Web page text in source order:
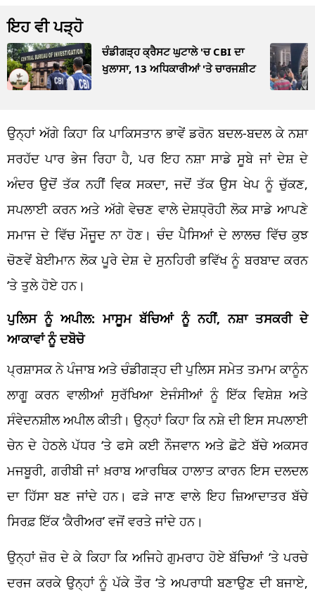
ਇਹ ਵੀ ਪੜ੍ਹੋ
ਚੰਡੀਗੜ੍ਹ ਕ੍ਰੈਸਟ ਘੁਟਾਲੇ 'ਚ CBI ਦਾ
ਖੁਲਾਸਾ, 13 ਅਧਿਕਾਰੀਆਂ 'ਤੇ ਚਾਰਜਸ਼ੀਟ
ਉਨ੍ਹਾਂ ਅੱਗੇ ਕਿਹਾ ਕਿ ਪਾਕਿਸਤਾਨ ਭਾਵੇਂ ਡਰੋਨ ਬਦਲ-ਬਦਲ ਕੇ ਨਸ਼ਾ
ਸਰਹੱਦ ਪਾਰ ਭੇਜ ਰਿਹਾ ਹੈ, ਪਰ ਇਹ ਨਸ਼ਾ ਸਾਡੇ ਸੂਬੇ ਜਾਂ ਦੇਸ਼ ਦੇ
ਅੰਦਰ ਉਦੋਂ ਤੱਕ ਨਹੀਂ ਵਿਕ ਸਕਦਾ, ਜਦੋਂ ਤੱਕ ਉਸ ਖੇਪ ਨੂੰ ਚੁੱਕਣ,
ਸਪਲਾਈ ਕਰਨ ਅਤੇ ਅੱਗੇ ਵੇਚਣ ਵਾਲੇ ਦੇਸ਼ਧ੍ਰੋਹੀ ਲੋਕ ਸਾਡੇ ਆਪਣੇ
ਸਮਾਜ ਦੇ ਵਿੱਚ ਮੌਜੂਦ ਨਾ ਹੋਣ। ਚੰਦ ਪੈਸਿਆਂ ਦੇ ਲਾਲਚ ਵਿੱਚ ਕੁਝ
ਚੋਣਵੇਂ ਬੇਈਮਾਨ ਲੋਕ ਪੂਰੇ ਦੇਸ਼ ਦੇ ਸੁਨਹਿਰੀ ਭਵਿੱਖ ਨੂੰ ਬਰਬਾਦ ਕਰਨ
‘ਤੇ ਤੁਲੇ ਹੋਏ ਹਨ।
ਪੁਲਿਸ ਨੂੰ ਅਪੀਲ: ਮਾਸੂਮ ਬੱਚਿਆਂ ਨੂੰ ਨਹੀਂ, ਨਸ਼ਾ ਤਸਕਰੀ ਦੇ
ਆਕਾਵਾਂ ਨੂੰ ਦਬੋਚੋ
ਪ੍ਰਸ਼ਾਸਕ ਨੇ ਪੰਜਾਬ ਅਤੇ ਚੰਡੀਗੜ੍ਹ ਦੀ ਪੁਲਿਸ ਸਮੇਤ ਤਮਾਮ ਕਾਨੂੰਨ
ਲਾਗੂ ਕਰਨ ਵਾਲੀਆਂ ਸੁਰੱਖਿਆ ਏਜੰਸੀਆਂ ਨੂੰ ਇੱਕ ਵਿਸ਼ੇਸ਼ ਅਤੇ
ਸੰਵੇਦਨਸ਼ੀਲ ਅਪੀਲ ਕੀਤੀ। ਉਨ੍ਹਾਂ ਕਿਹਾ ਕਿ ਨਸ਼ੇ ਦੀ ਇਸ ਸਪਲਾਈ
ਚੇਨ ਦੇ ਹੇਠਲੇ ਪੱਧਰ ‘ਤੇ ਫਸੇ ਕਈ ਨੌਜਵਾਨ ਅਤੇ ਛੋਟੇ ਬੱਚੇ ਅਕਸਰ
ਮਜਬੂਰੀ, ਗਰੀਬੀ ਜਾਂ ਖ਼ਰਾਬ ਆਰਥਿਕ ਹਾਲਾਤ ਕਾਰਨ ਇਸ ਦਲਦਲ
ਦਾ ਹਿੱਸਾ ਬਣ ਜਾਂਦੇ ਹਨ। ਫੜੇ ਜਾਣ ਵਾਲੇ ਇਹ ਜ਼ਿਆਦਾਤਰ ਬੱਚੇ
ਸਿਰਫ਼ ਇੱਕ ‘ਕੈਰੀਅਰ’ ਵਜੋਂ ਵਰਤੇ ਜਾਂਦੇ ਹਨ।
ਉਨ੍ਹਾਂ ਜ਼ੋਰ ਦੇ ਕੇ ਕਿਹਾ ਕਿ ਅਜਿਹੇ ਗੁਮਰਾਹ ਹੋਏ ਬੱਚਿਆਂ ‘ਤੇ ਪਰਚੇ
ਦਰਜ ਕਰਕੇ ਉਨ੍ਹਾਂ ਨੂੰ ਪੱਕੇ ਤੌਰ ‘ਤੇ ਅਪਰਾਧੀ ਬਣਾਉਣ ਦੀ ਬਜਾਏ,